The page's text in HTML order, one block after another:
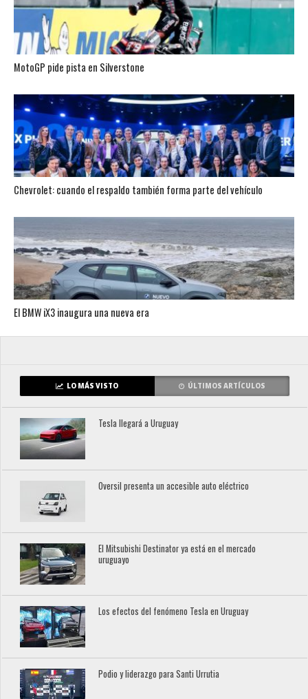
MotoGP pide pista en Silverstone
Chevrolet: cuando el respaldo también forma parte del vehículo
El BMW iX3 inaugura una nueva era
LO MÁS VISTO ÚLTIMOS ARTÍCULOS
Tesla llegará a Uruguay
Oversil presenta un accesible auto eléctrico
El Mitsubishi Destinator ya está en el mercado
uruguayo
Los efectos del fenómeno Tesla en Uruguay
Podio y liderazgo para Santi Urrutia